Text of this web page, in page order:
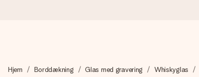
Vi laver din gave med omhu og sender den lynhurtigt
Hjem Borddækning Glas med gravering Whiskyglas